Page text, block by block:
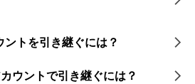
トを引き継ぐには？
ウントで引き継ぐには？